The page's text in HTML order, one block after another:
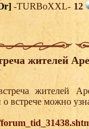
-TURBoXXL- 12
жителей
жителей
встрече можно